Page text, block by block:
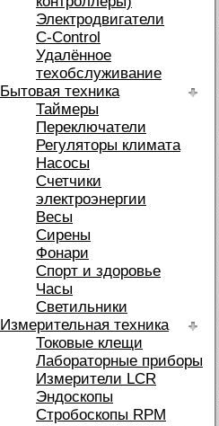
Электродвигатели
C-Control
Удалённое
техобслуживание
Бытовая техника
Таймеры
Переключатели
Регуляторы климата
Насосы
Счетчики
электроэнергии
Весы
Сирены
Фонари
Спорт и здоровье
Часы
Светильники
Измерительная техника
Токовые клещи
Лабораторные приборы
Измерители LCR
Эндоскопы
Стробоскопы RPM